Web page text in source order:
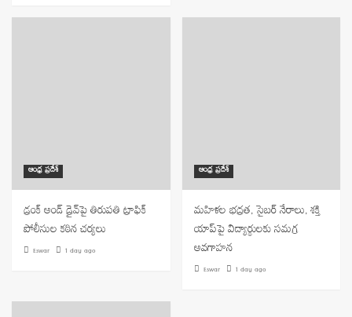
ఆంధ్ర ప్రదేశ్
డ్రంక్ అండ్ డ్రైవ్‌పై తిరుపతి ట్రాఫిక్
పోలీసుల కఠిన చర్యలు
Eswar 1 day ago
ఆంధ్ర ప్రదేశ్
మహిళల భద్రత, సైబర్ నేరాలు, శక్తి
యాప్‌పై విద్యార్థులకు సమగ్ర
అవగాహన
Eswar 1 day ago